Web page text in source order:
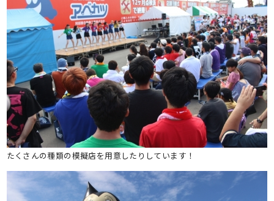
たくさんの種類の模擬店を用意したりしています！